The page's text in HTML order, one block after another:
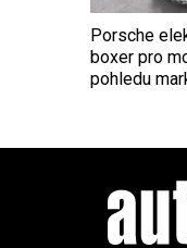
Porsche
boxer pro
pohledu